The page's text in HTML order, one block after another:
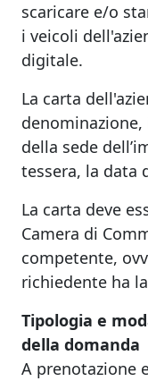
scaricare e/o
i veicoli
digitale.
La carta
della sede
tessera, la data
La carta deve
Camera di
competente,
richiedente ha
Tipologia e
della domanda
A prenotazione